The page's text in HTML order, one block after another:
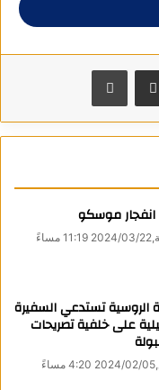
الرئيس بوتين ضمن
وصنفت “تايم” بوتين كشخصية العام في عام 2007
زيلينسكي الذي وصفته
المرة عن قائمة
أو المجموعة أو
انفجار موسكو
الروسية تستدعي السفيرة
على خلفية تصريحات